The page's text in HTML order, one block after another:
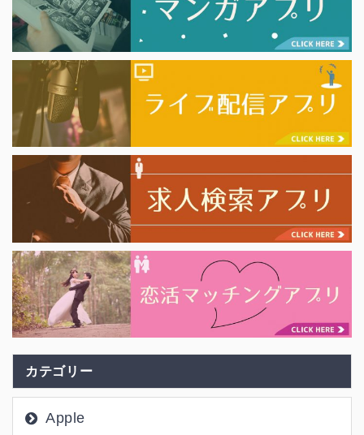
カテゴリー
Apple